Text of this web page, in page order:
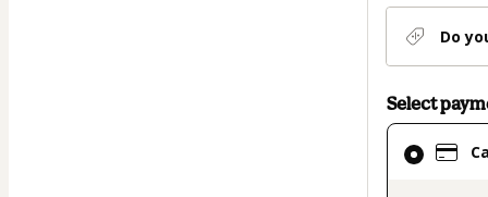
Do
Select
Card
selected